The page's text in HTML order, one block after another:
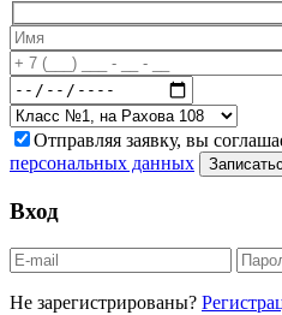
Отправляя заявку, вы
персональных данных
Вход
Не зарегистрированы?